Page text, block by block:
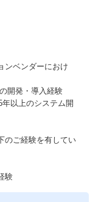
ンベンダーにおけ
開発・導入経験
以上のシステム開
のご経験を有してい
験